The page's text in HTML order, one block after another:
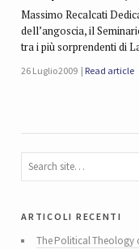
Massimo Recalcati
dell’angoscia, il
tra i più sorprendenti di
26 Luglio 2009 Read article
articoli recenti
The Political Theology